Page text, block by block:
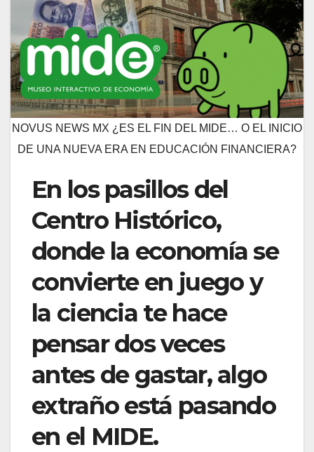
NOVUS NEWS MX ¿ES EL FIN DEL MIDE… O EL INICIO
DE UNA NUEVA ERA EN EDUCACIÓN FINANCIERA?
En los pasillos del
Centro Histórico,
donde la economía se
convierte en juego y
la ciencia te hace
pensar dos veces
antes de gastar, algo
extraño está pasando
en el MIDE.